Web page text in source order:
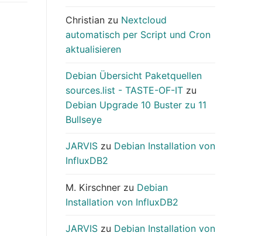
Christian zu Nextcloud
automatisch per Script und Cron
aktualisieren
Debian Übersicht Paketquellen
sources.list - TASTE-OF-IT zu
Debian Upgrade 10 Buster zu 11
Bullseye
JARVIS zu Debian Installation von
InfluxDB2
M. Kirschner zu Debian
Installation von InfluxDB2
JARVIS zu Debian Installation von